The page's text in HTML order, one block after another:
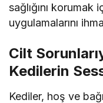
sağlığını korumak
uygulamalarını
Cilt
Kedilerin
Kediler, hoş ve